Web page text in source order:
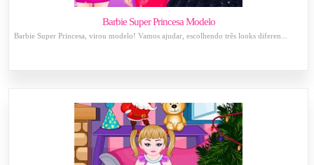
Barbie Super Princesa Modelo
Barbie Super Princesa, virou modelo! Vamos ajudar, escolhendo três looks diferen...